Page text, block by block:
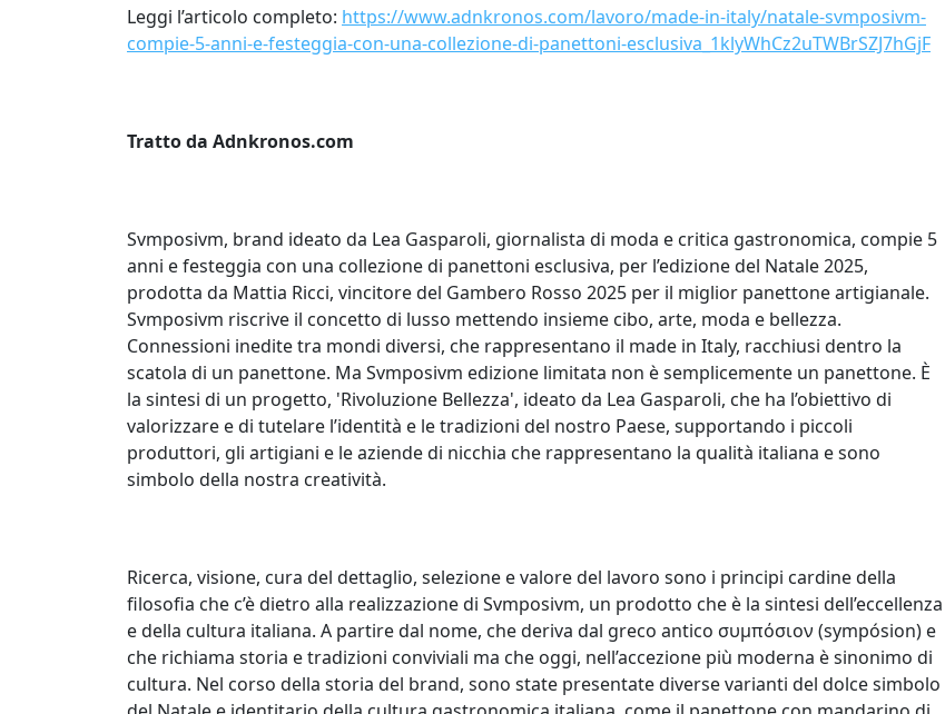
Leggi l’articolo completo: https://www.adnkronos.com/lavoro/made-in-italy/natale-svmposivm-
compie-5-anni-e-festeggia-con-una-collezione-di-panettoni-esclusiva_1klyWhCz2uTWBrSZJ7hGjF
Tratto da Adnkronos.com
Svmposivm, brand ideato da Lea Gasparoli, giornalista di moda e critica gastronomica, compie 5
anni e festeggia con una collezione di panettoni esclusiva, per l’edizione del Natale 2025,
prodotta da Mattia Ricci, vincitore del Gambero Rosso 2025 per il miglior panettone artigianale.
Svmposivm riscrive il concetto di lusso mettendo insieme cibo, arte, moda e bellezza.
Connessioni inedite tra mondi diversi, che rappresentano il made in Italy, racchiusi dentro la
scatola di un panettone. Ma Svmposivm edizione limitata non è semplicemente un panettone. È
la sintesi di un progetto, 'Rivoluzione Bellezza', ideato da Lea Gasparoli, che ha l’obiettivo di
valorizzare e di tutelare l’identità e le tradizioni del nostro Paese, supportando i piccoli
produttori, gli artigiani e le aziende di nicchia che rappresentano la qualità italiana e sono
simbolo della nostra creatività.
Ricerca, visione, cura del dettaglio, selezione e valore del lavoro sono i principi cardine della
filosofia che c’è dietro alla realizzazione di Svmposivm, un prodotto che è la sintesi dell’eccellenza
e della cultura italiana. A partire dal nome, che deriva dal greco antico συμπόσιον (sympósion) e
che richiama storia e tradizioni conviviali ma che oggi, nell’accezione più moderna è sinonimo di
cultura. Nel corso della storia del brand, sono state presentate diverse varianti del dolce simbolo